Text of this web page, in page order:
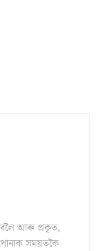
আৰু প্ৰকৃত,
সময়তকৈ